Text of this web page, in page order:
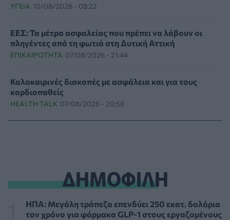
ΥΓΕΊΑ 10/08/2026 - 08:22
ΕΕΣ: Τα μέτρα ασφαλείας που πρέπει να λάβουν οι
πληγέντες από τη φωτιά στη Δυτική Αττική
ΕΠΙΚΑΙΡΌΤΗΤΑ 07/08/2026 - 21:44
Καλοκαιρινές διακοπές με ασφάλεια και για τους
καρδιοπαθείς
HEALTH TALK 07/08/2026 - 20:58
Εθνική εκστρατεία ενημέρωσης για τη Νωτιαία Μυϊκή
Ατροφία: «Μιλάμε για την SMA… Πλέον Ξέρεις»
ΥΓΕΊΑ 07/08/2026 - 19:56
ΔΗΜΟΦΙΛΗ
ΗΠΑ: Μεγάλη τράπεζα επενδύει 250 εκατ. δολάρια
τον χρόνο για φάρμακα GLP-1 στους εργαζομένους